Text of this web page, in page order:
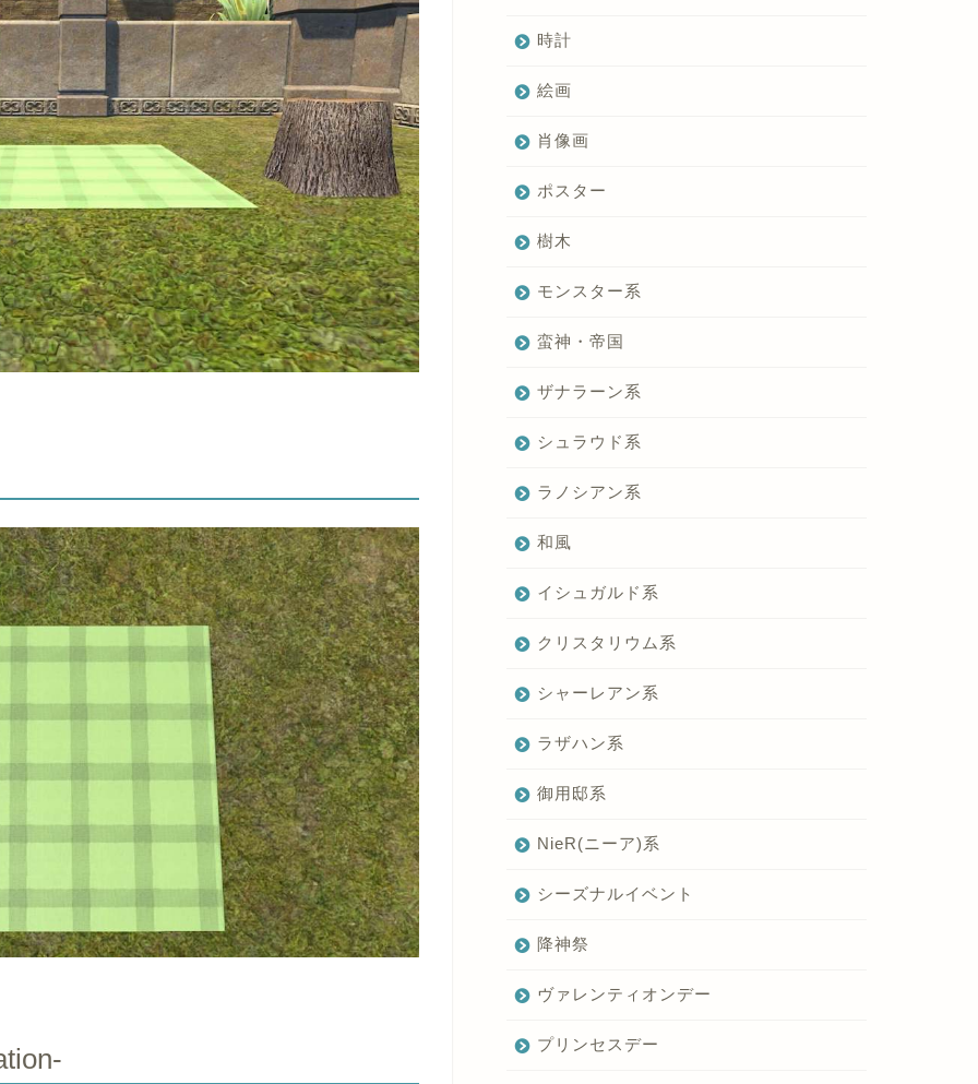
時計
絵画
肖像画
ポスター
樹木
モンスター系
蛮神・帝国
ザナラーン系
シュラウド系
ラノシアン系
和風
イシュガルド系
クリスタリウム系
シャーレアン系
ラザハン系
御用邸系
NieR(ニーア)系
シーズナルイベント
降神祭
ヴァレンティオンデー
プリンセスデー